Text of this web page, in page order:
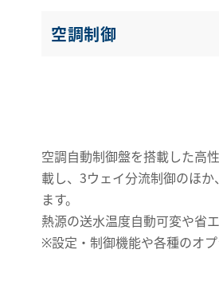
空調制御
空調自動制御盤を搭載した高
載し、3ウェイ分流制御のほ
ます。
熱源の送水温度自動可変や省
※設定・制御機能や各種のオ